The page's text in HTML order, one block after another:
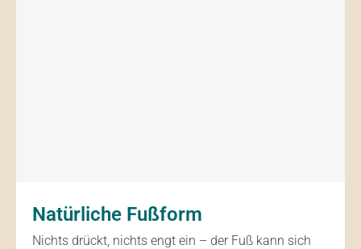
Natürliche Fußform
Nichts drückt, nichts engt ein – der Fuß kann sich